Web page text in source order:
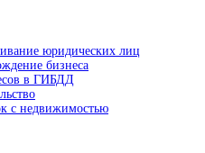
юридических лиц
бизнеса
в ГИБДД
с недвижимостью